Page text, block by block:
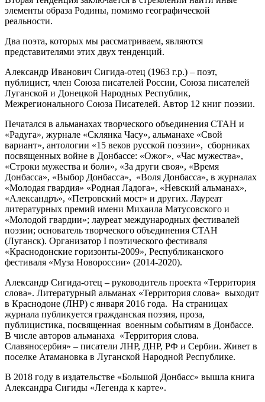
элементы образа Родины, помимо географической
реальности.
Два поэта, которых мы рассматриваем, являются
представителями этих двух тенденций.
Александр Иванович Сигида-отец (1963 г.р.) – поэт,
публицист, член Союза писателей России, Союза писателей
Луганской и Донецкой Народных Республик,
Межрегионального Союза Писателей. Автор 12 книг поэзии.
Печатался в альманахах творческого объединения СТАН и
«Радуга», журнале «Склянка Часу», альманахе «Свой
вариант», антологии «15 веков русской поэзии», сборниках
посвященных войне в Донбассе: «Ожог», «Час мужества»,
«Строки мужества и боли», «За други своя», «Время
Донбасса», «Выбор Донбасса», «Воля Донбасса», в журналах
«Молодая гвардия» «Родная Ладога», «Невский альманах»,
«Александръ», «Петровский мост» и других. Лауреат
литературных премий имени Михаила Матусовского и
«Молодой гвардии»; лауреат международных фестивалей
поэзии; основатель творческого объединения СТАН
(Луганск). Организатор I поэтического фестиваля
«Краснодонские горизонты-2009», Республиканского
фестиваля «Муза Новороссии» (2014-2020).
Александр Сигида-отец – руководитель проекта «Территория
слова». Литературный альманах «Территория слова» выходит
в Краснодоне (ЛНР) с января 2016 года. На страницах
журнала публикуется гражданская поэзия, проза,
публицистика, посвященная военным событиям в Донбассе.
В числе авторов альманаха «Территория слова.
Славяносербия» – писатели ЛНР, ДНР, РФ и Сербии. Живет в
поселке Атамановка в Луганской Народной Республике.
В 2018 году в издательстве «Большой Донбасс» вышла книга
Александра Сигиды «Легенда к карте».